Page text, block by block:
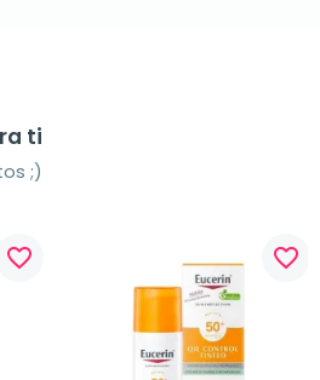
ti
;)
favorite_border favorite_border